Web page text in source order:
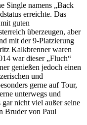
Single namens „Back
erreichte. Das
guten
überzeugen, aber
mit der 9-Platzierung
Kalkbrenner waren
war dieser „Fluch“
genießen jedoch einen
und
gerne auf Tour,
unterwegs und
gar nicht viel außer seine
Bruder von Paul